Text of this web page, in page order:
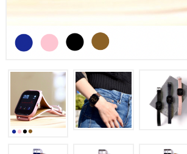
自分だけの推しウォッチを作ろう
お客様レビュー
ショッピングガイド